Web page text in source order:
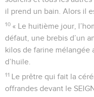
il prend un bain. Alors il
10 « Le huitième jour,
défaut, une brebis d’un
kilos de farine mélangée
d’huile.
11 Le prêtre qui fait la
offrandes devant le